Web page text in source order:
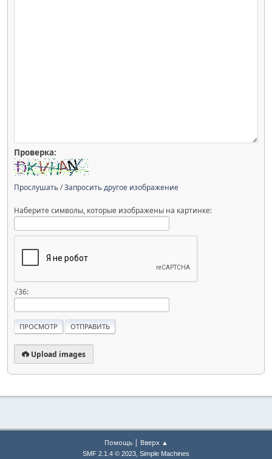
Проверка:
Прослушать/Запросить другое изображение
Наберите символы, которые изображены на картинке:
√36:
Upload images
Помощь| Вверх ▲
SMF 2.1.4 © 2023, Simple Machines